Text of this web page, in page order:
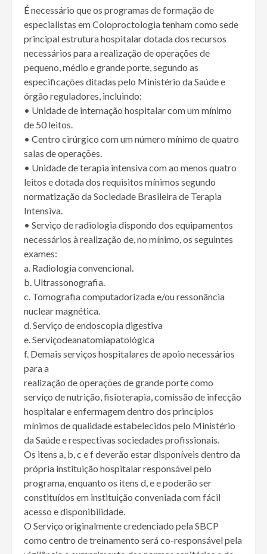
É necessário que os programas de formação de
especialistas em Coloproctologia tenham como sede
principal estrutura hospitalar dotada dos recursos
necessários para a realização de operações de
pequeno, médio e grande porte, segundo as
especificações ditadas pelo Ministério da Saúde e
órgão reguladores, incluindo:
• Unidade de internação hospitalar com um mínimo
de 50 leitos.
• Centro cirúrgico com um número mínimo de quatro
salas de operações.
• Unidade de terapia intensiva com ao menos quatro
leitos e dotada dos requisitos mínimos segundo
normatização da Sociedade Brasileira de Terapia
Intensiva.
• Serviço de radiologia dispondo dos equipamentos
necessários à realização de, no mínimo, os seguintes
exames:
a. Radiologia convencional.
b. Ultrassonografia.
c. Tomografia computadorizada e/ou ressonância
nuclear magnética.
d. Serviço de endoscopia digestiva
e. Serviçodeanatomiapatológica
f. Demais serviços hospitalares de apoio necessários
para a
realização de operações de grande porte como
serviço de nutrição, fisioterapia, comissão de infecção
hospitalar e enfermagem dentro dos princípios
mínimos de qualidade estabelecidos pelo Ministério
da Saúde e respectivas sociedades profissionais.
Os itens a, b, c e f deverão estar disponíveis dentro da
própria instituição hospitalar responsável pelo
programa, enquanto os itens d, e e poderão ser
constituídos em instituição conveniada com fácil
acesso e disponibilidade.
O Serviço originalmente credenciado pela SBCP
como centro de treinamento será co-responsável pela